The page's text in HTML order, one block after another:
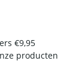
€9,95
producten